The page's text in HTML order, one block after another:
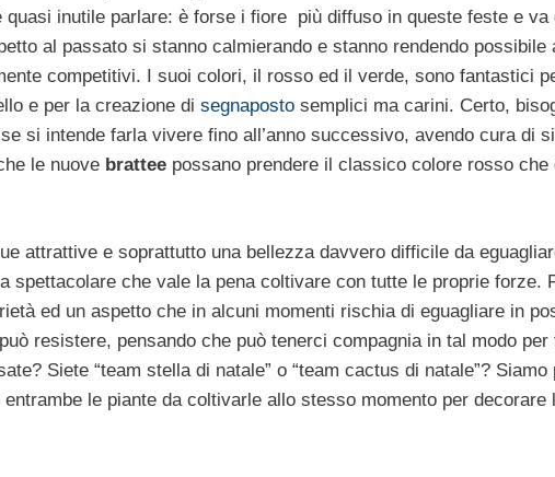
inutile parlare: è forse i fiore più diffuso in queste feste e va
al passato si stanno calmierando e stanno rendendo possibile
competitivi. I suoi colori, il rosso ed il verde, sono fantastici
e per la creazione di segnapostosemplici ma carini. Certo,
si intende farla vivere fino all’anno successivo, avendo cura di
le nuovebratteepossano prendere il classico colore rosso che
attrattive e soprattutto una bellezza davvero difficile da
spettacolare che vale la pena coltivare con tutte le proprie forze.
ed un aspetto che in alcuni momenti rischia di eguagliare in
resistere, pensando che può tenerci compagnia in tal modo per
Siete “team stella di natale” o “team cactus di natale”? Siamo
le piante da coltivarle allo stesso momento per decorare